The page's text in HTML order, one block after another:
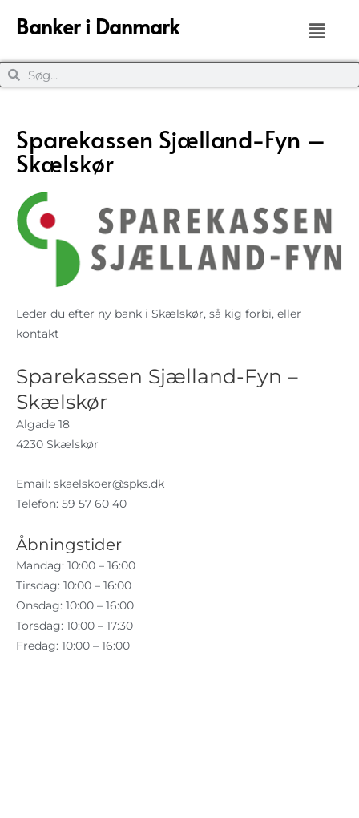
Banker i Danmark
Sparekassen Sjælland-Fyn –
Skælskør
Leder du efter ny bank i Skælskør, så kig forbi, eller
kontakt
Sparekassen Sjælland-Fyn –
Skælskør
Algade 18
4230 Skælskør
Email: skaelskoer@spks.dk
Telefon: 59 57 60 40
Åbningstider
Mandag: 10:00 – 16:00
Tirsdag: 10:00 – 16:00
Onsdag: 10:00 – 16:00
Torsdag: 10:00 – 17:30
Fredag: 10:00 – 16:00